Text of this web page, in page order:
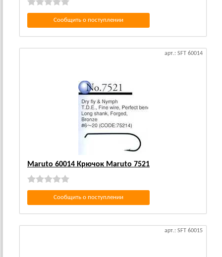
Сообщить о поступлении
арт.: SFT 60014
Maruto 60014 Крючок Maruto 7521
Сообщить о поступлении
арт.: SFT 60015